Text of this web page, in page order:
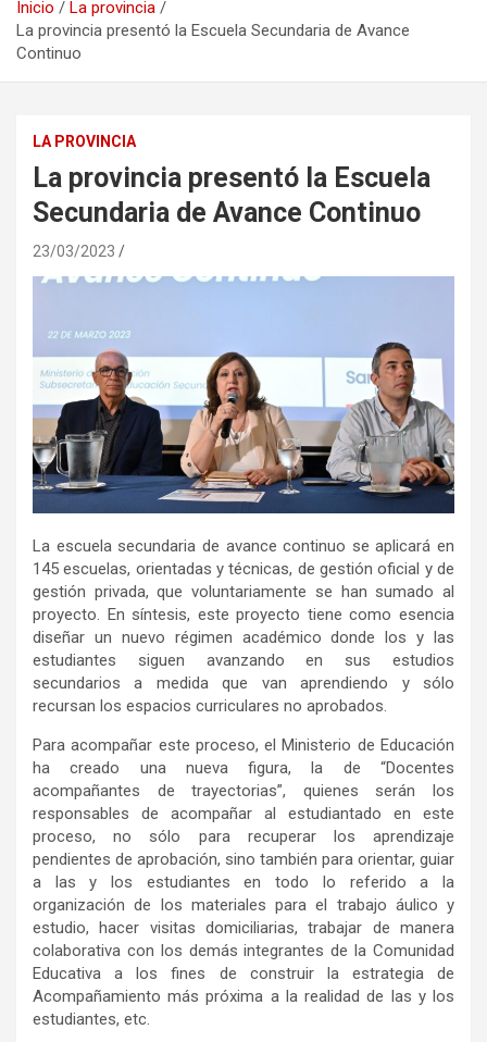
Inicio
La provincia
La provincia presentó la Escuela Secundaria de Avance
Continuo
LA PROVINCIA
La provincia presentó la Escuela
Secundaria de Avance Continuo
23/03/2023
La escuela secundaria de avance continuo se aplicará en
145 escuelas, orientadas y técnicas, de gestión oficial y de
gestión privada, que voluntariamente se han sumado al
proyecto. En síntesis, este proyecto tiene como esencia
diseñar un nuevo régimen académico donde los y las
estudiantes siguen avanzando en sus estudios
secundarios a medida que van aprendiendo y sólo
recursan los espacios curriculares no aprobados.
Para acompañar este proceso, el Ministerio de Educación
ha creado una nueva figura, la de “Docentes
acompañantes de trayectorias”, quienes serán los
responsables de acompañar al estudiantado en este
proceso, no sólo para recuperar los aprendizaje
pendientes de aprobación, sino también para orientar, guiar
a las y los estudiantes en todo lo referido a la
organización de los materiales para el trabajo áulico y
estudio, hacer visitas domiciliarias, trabajar de manera
colaborativa con los demás integrantes de la Comunidad
Educativa a los fines de construir la estrategia de
Acompañamiento más próxima a la realidad de las y los
estudiantes, etc.